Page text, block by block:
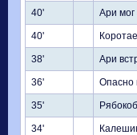
40'
Ари мог
40'
38' Ари
36' Опасно
35'
34'